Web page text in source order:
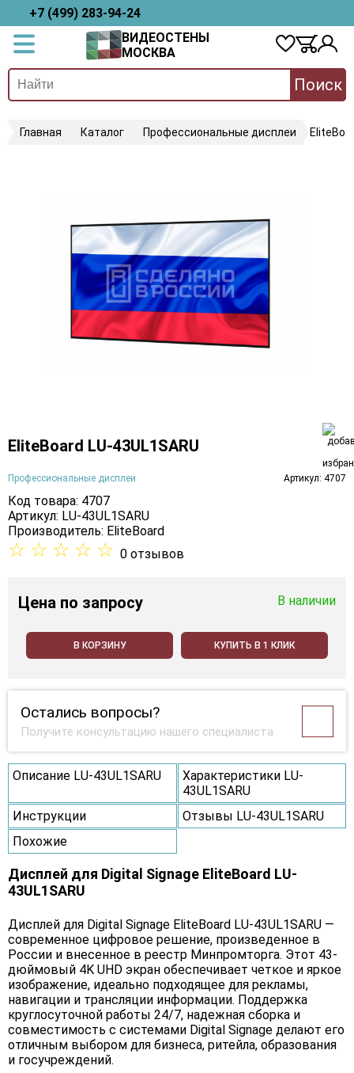
+7 (499) 283-94-24
ВИДЕОСТЕНЫ
МОСКВА
Поиск
Главная Каталог Профессиональные дисплеи
EliteBoard LU-43UL1SARU
Профессиональные дисплеи Артикул: 4707
Код товара: 4707
Артикул: LU-43UL1SARU
Производитель: EliteBoard
☆ ☆ ☆ ☆ ☆ 0 отзывов
Цена по запросу В наличии
В КОРЗИНУ КУПИТЬ В 1 КЛИК
Остались вопросы?
Получите консультацию нашего специалиста
Описание LU-43UL1SARU
Характеристики LU-
43UL1SARU
Инструкции
Отзывы LU-43UL1SARU
Похожие
Дисплей для Digital Signage EliteBoard LU-
43UL1SARU
Дисплей для Digital Signage EliteBoard LU-43UL1SARU —
современное цифровое решение, произведенное в
России и внесенное в реестр Минпромторга. Этот 43-
дюймовый 4K UHD экран обеспечивает четкое и яркое
изображение, идеально подходящее для рекламы,
навигации и трансляции информации. Поддержка
круглосуточной работы 24/7, надежная сборка и
совместимость с системами Digital Signage делают его
отличным выбором для бизнеса, ритейла, образования
и госучреждений.